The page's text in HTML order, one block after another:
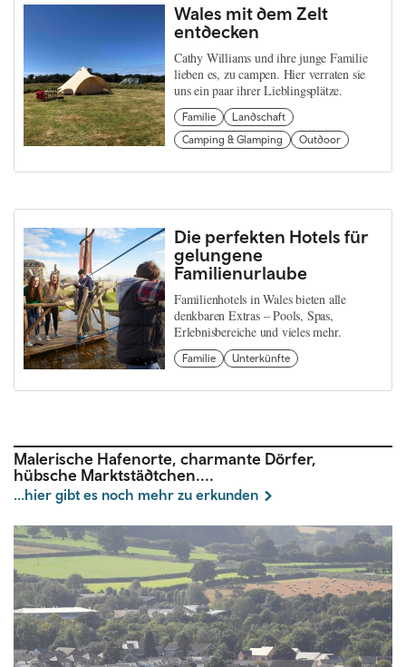
Wales mit dem Zelt
entdecken
Cathy Williams und ihre junge Familie
lieben es, zu campen. Hier verraten sie
uns ein paar ihrer Lieblingsplätze.
Familie
Landschaft
Camping & Glamping
Outdoor
Die perfekten Hotels für
gelungene
Familienurlaube
Familienhotels in Wales bieten alle
denkbaren Extras – Pools, Spas,
Erlebnisbereiche und vieles mehr.
Familie Unterkünfte
Malerische Hafenorte, charmante Dörfer,
hübsche Marktstädtchen....
...hier gibt es noch mehr zu erkunden